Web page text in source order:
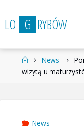
do
treści
LO G RYBÓW
Strona
główna
News
wizytą u
News